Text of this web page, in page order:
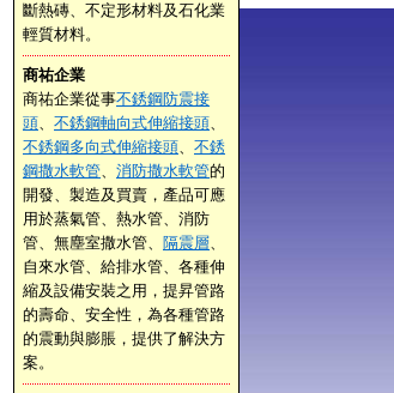
斷熱磚、不定形材料及石化業
輕質材料。
商祐企業
商祐企業從事不銹鋼防震接
頭、 不銹鋼軸向式伸縮接頭、
不銹鋼多向式伸縮接頭、 不銹
鋼撒水軟管、 消防撒水軟管的
開發、製造及買賣，產品可應
用於蒸氣管、熱水管、消防
管、無塵室撒水管、 隔震層、
自來水管、給排水管、各種伸
縮及設備安裝之用，提昇管路
的壽命、安全性，為各種管路
的震動與膨脹，提供了解決方
案。